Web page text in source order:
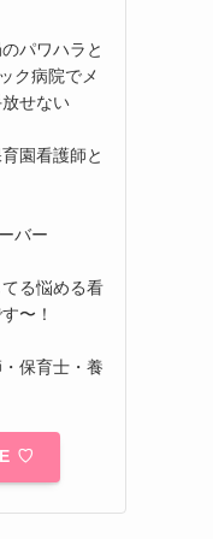
パワハラと
ク病院でメ
せない
園看護師と
バー
る悩める看
〜！
保育士・養
♡